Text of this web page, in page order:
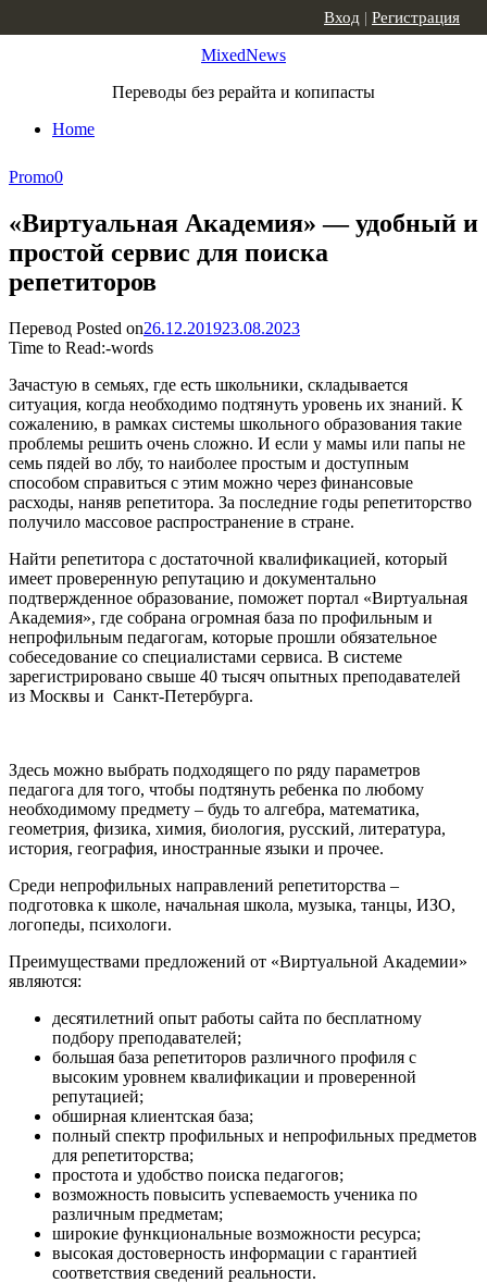
MixedNews
Переводы без рерайта и копипасты
Home
Вход | Регистрация
Promo0
«Виртуальная Академия» — удобный и
простой сервис для поиска
репетиторов
Перевод Posted on26.12.201923.08.2023
Time to Read:-words
Зачастую в семьях, где есть школьники, складывается
ситуация, когда необходимо подтянуть уровень их знаний. К
сожалению, в рамках системы школьного образования такие
проблемы решить очень сложно. И если у мамы или папы не
семь пядей во лбу, то наиболее простым и доступным
способом справиться с этим можно через финансовые
расходы, наняв репетитора. За последние годы репетиторство
получило массовое распространение в стране.
Найти репетитора с достаточной квалификацией, который
имеет проверенную репутацию и документально
подтвержденное образование, поможет портал «Виртуальная
Академия», где собрана огромная база по профильным и
непрофильным педагогам, которые прошли обязательное
собеседование со специалистами сервиса. В системе
зарегистрировано свыше 40 тысяч опытных преподавателей
из Москвы и Санкт-Петербурга.
Здесь можно выбрать подходящего по ряду параметров
педагога для того, чтобы подтянуть ребенка по любому
необходимому предмету – будь то алгебра, математика,
геометрия, физика, химия, биология, русский, литература,
история, география, иностранные языки и прочее.
Среди непрофильных направлений репетиторства –
подготовка к школе, начальная школа, музыка, танцы, ИЗО,
логопеды, психологи.
Преимуществами предложений от «Виртуальной Академии»
являются:
десятилетний опыт работы сайта по бесплатному
подбору преподавателей;
большая база репетиторов различного профиля с
высоким уровнем квалификации и проверенной
репутацией;
обширная клиентская база;
полный спектр профильных и непрофильных предметов
для репетиторства;
простота и удобство поиска педагогов;
возможность повысить успеваемость ученика по
различным предметам;
широкие функциональные возможности ресурса;
высокая достоверность информации с гарантией
соответствия сведений реальности.